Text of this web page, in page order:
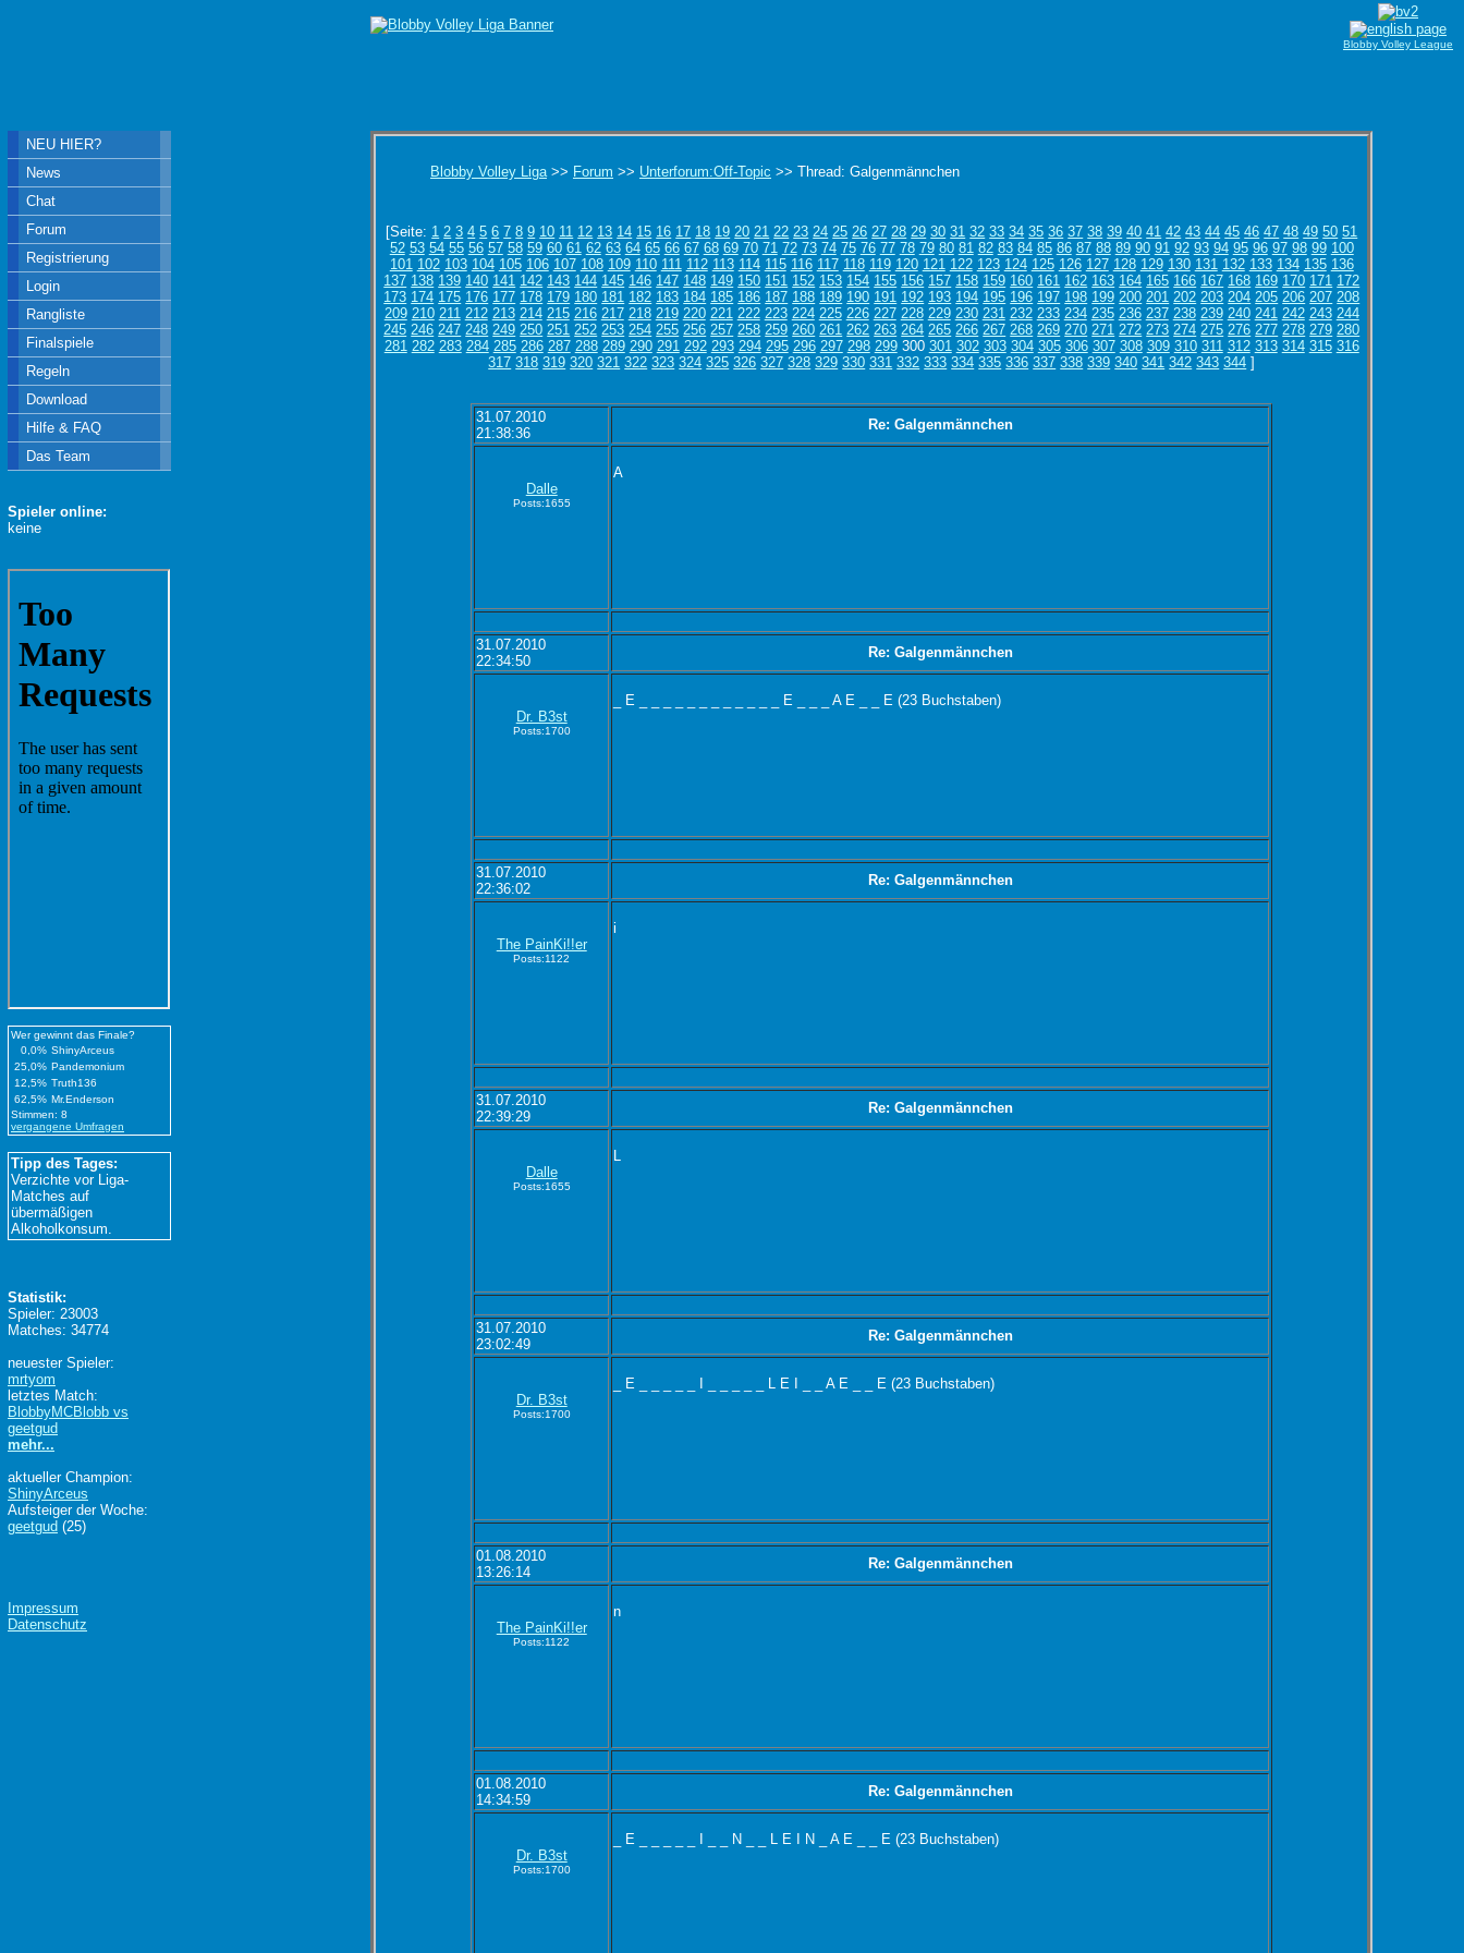
Blobby Volley Liga>> Forum >> Unterforum:Off-Topic >> Thread: Galgenmännchen
[Seite: 1 2 3 4 5 6 7 8 9 10 11 12 13 14 15 16 17 18 19 20 21 22 23 24 25 26 27 28 29 30 31 32 33 34 35 36 37 38 39 40 41 42 43 44 45 46 47 48 49 50 51
52 53 54 55 56 57 58 59 60 61 62 63 64 65 66 67 68 69 70 71 72 73 74 75 76 77 78 79 80 81 82 83 84 85 86 87 88 89 90 91 92 93 94 95 96 97 98 99 100
101 102 103 104 105 106 107 108 109 110 111 112 113 114 115 116 117 118 119 120 121 122 123 124 125 126 127 128 129 130 131 132 133 134 135 136
137 138 139 140 141 142 143 144 145 146 147 148 149 150 151 152 153 154 155 156 157 158 159 160 161 162 163 164 165 166 167 168 169 170 171 172
173 174 175 176 177 178 179 180 181 182 183 184 185 186 187 188 189 190 191 192 193 194 195 196 197 198 199 200 201 202 203 204 205 206 207 208
209 210 211 212 213 214 215 216 217 218 219 220 221 222 223 224 225 226 227 228 229 230 231 232 233 234 235 236 237 238 239 240 241 242 243 244
245 246 247 248 249 250 251 252 253 254 255 256 257 258 259 260 261 262 263 264 265 266 267 268 269 270 271 272 273 274 275 276 277 278 279 280
281 282 283 284 285 286 287 288 289 290 291 292 293 294 295 296 297 298 299300 301 302 303 304 305 306 307 308 309 310 311 312 313 314 315 316
317 318 319 320 321 322 323 324 325 326 327 328 329 330 331 332 333 334 335 336 337 338 339 340 341 342 343 344 ]
31.07.2010
21:38:36
Re: Galgenmännchen
Dalle
Posts:1655
A
31.07.2010
22:34:50
Re: Galgenmännchen
Dr. B3st
Posts:1700
_ E _ _ _ _ _ _ _ _ _ _ _ _ E _ _ _ A E _ _ E (23 Buchstaben)
31.07.2010
22:36:02
Re: Galgenmännchen
The PainKi!!er
Posts:1122
i
31.07.2010
22:39:29
Re: Galgenmännchen
Dalle
Posts:1655
L
31.07.2010
23:02:49
Re: Galgenmännchen
Dr. B3st
Posts:1700
_ E _ _ _ _ _ I _ _ _ _ _ L E I _ _ A E _ _ E (23 Buchstaben)
01.08.2010
13:26:14
Re: Galgenmännchen
The PainKi!!er
Posts:1122
n
01.08.2010
14:34:59
Re: Galgenmännchen
Dr. B3st
Posts:1700
_ E _ _ _ _ _ I _ _ N _ _ L E I N _ A E _ _ E (23 Buchstaben)
Blobby Volley League
NEU HIER?
News
Chat
Forum
Registrierung
Login
Rangliste
Finalspiele
Regeln
Download
Hilfe & FAQ
Das Team
Spieler online:
keine
Wer gewinnt das Finale?
0,0% ShinyArceus
25,0% Pandemonium
12,5% Truth136
62,5% Mr.Enderson
Stimmen: 8
vergangene Umfragen
Tipp des Tages:
Verzichte vor Liga-
Matches auf
übermäßigen
Alkoholkonsum.
Statistik:
Spieler: 23003
Matches: 34774
neuester Spieler:
mrtyom
letztes Match:
BlobbyMCBlobb vs
geetgud
mehr...
aktueller Champion:
ShinyArceus
Aufsteiger der Woche:
geetgud (25)
Impressum
Datenschutz